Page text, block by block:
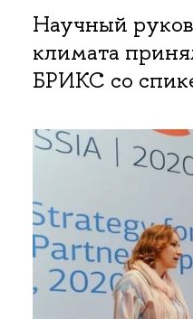
Научный
климата
БРИКС со